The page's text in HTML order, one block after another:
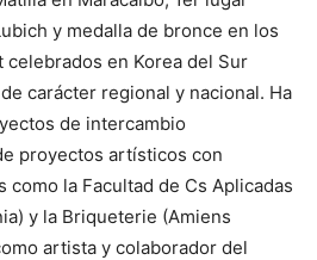
y medalla de bronce en los
celebrados en Korea del Sur
carácter regional y nacional. Ha
de intercambio
proyectos artísticos con
la Facultad de Cs Aplicadas
y la Briqueterie (Amiens
artista y colaborador del